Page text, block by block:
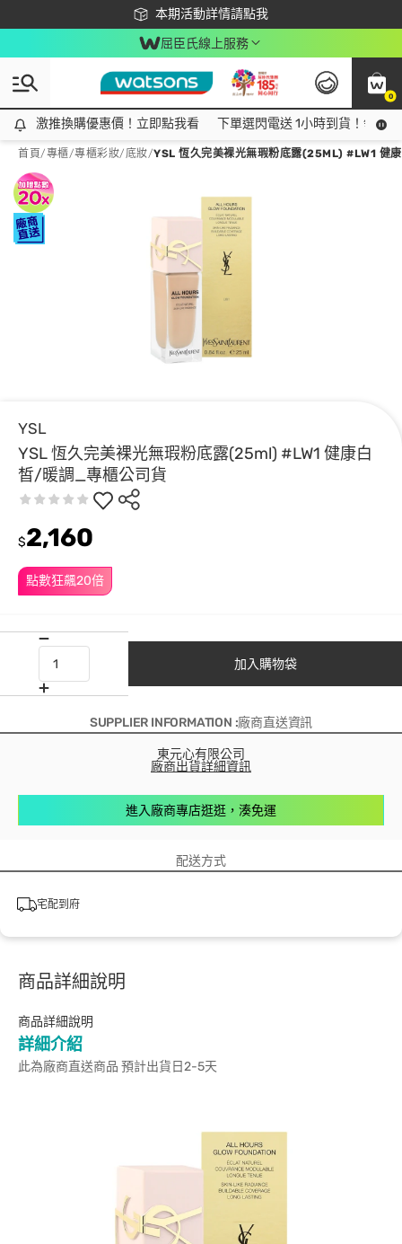
本期活動詳情請點我
下載app最高回饋$350
屈臣氏線上服務
0
激推換購優惠價！立即點我看
激推換購優惠價！立即點我看 下單選閃電送 1小時到貨！領神
首頁/專櫃/專櫃彩妝/底妝/YSL 恆久完美裸光無瑕粉底露(25ML) #LW1 健
YSL
YSL 恆久完美裸光無瑕粉底露(25ml) #LW1 健康白
皙/暖調_專櫃公司貨
點數狂飆20倍
$2,160
加入購物袋
SUPPLIER INFORMATION :廠商直送資訊
東元心有限公司
廠商出貨詳細資訊
進入廠商專店逛逛，湊免運
配送方式
宅配到府
商品詳細說明
商品詳細說明
詳細介紹
此為廠商直送商品 預計出貨日2-5天